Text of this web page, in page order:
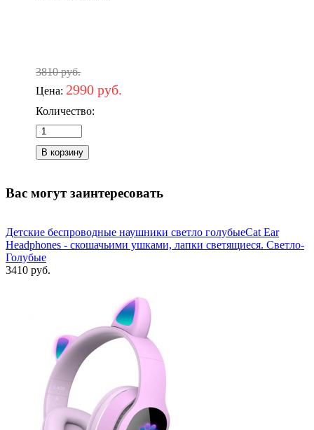
3810 руб.
Цена: 2990 руб.
Количество:
Вас могут заинтересовать
Детские беспроводные наушники светло голубыеCat Ear
Headphones - скошачьими ушками, лапки светящиеся. Светло-
Голубые
3410 руб.